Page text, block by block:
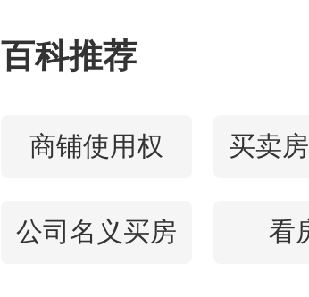
人，但我有的是时间
“我卖房的时候
者说。
百科推荐
商铺使用权 买卖
公司名义买房 看